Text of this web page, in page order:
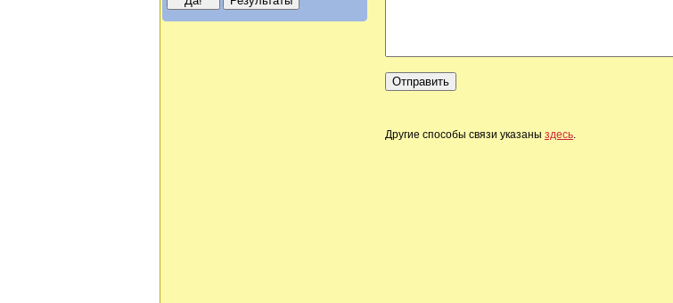
Другие способы связи указаны здесь.